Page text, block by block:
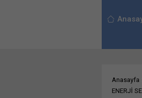
Anasayfa
ENERJİ